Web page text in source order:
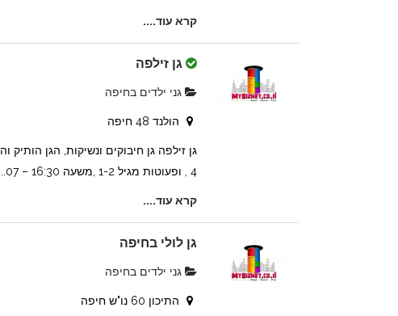
קרא עוד....
גן זילפה
גני ילדים בחיפה
הולנד 48 חיפה
4 , ופעוטות מגיל 1-2 ,משעה 16:30 – 07...
קרא עוד....
גן לולי בחיפה
גני ילדים בחיפה
התיכון 60 נו"ש חיפה